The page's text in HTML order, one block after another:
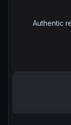
Authentic